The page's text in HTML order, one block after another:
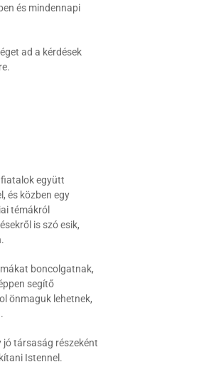
és mindennapi
ad a kérdések
együtt
és közben egy
témákról
is szó esik,
boncolgatnak,
segítő
önmaguk lehetnek,
jó társaság részeként
Istennel.